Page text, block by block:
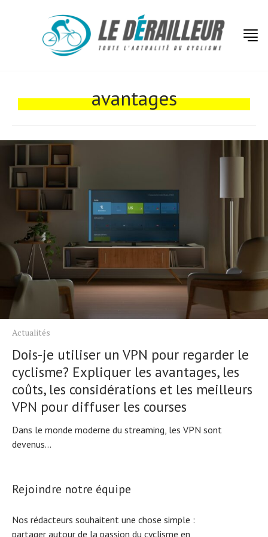
avantages
Actualités
Dois-je utiliser un VPN pour regarder le
cyclisme? Expliquer les avantages, les
coûts, les considérations et les meilleurs
VPN pour diffuser les courses
Dans le monde moderne du streaming, les VPN sont
devenus...
Rejoindre notre équipe
Nos rédacteurs souhaitent une chose simple :
partager autour de la passion du cyclisme en
Tests de produits
Conseils
Tendances
Tous nos articles
À propos